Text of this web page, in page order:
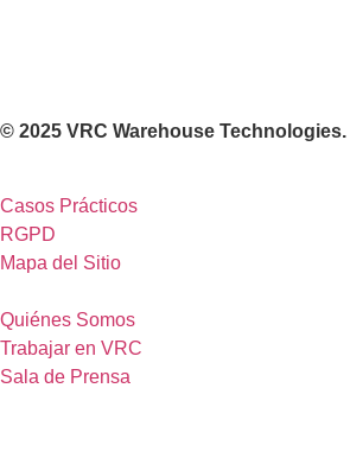
© 2025 VRC Warehouse Technologies.
Casos Prácticos
RGPD
Mapa del Sitio
Quiénes Somos
Trabajar en VRC
Sala de Prensa